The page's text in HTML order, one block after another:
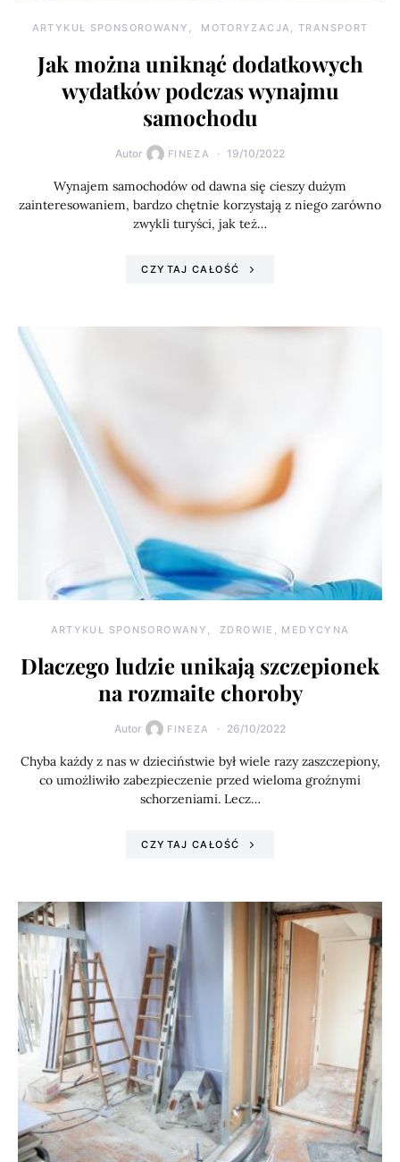
ARTYKUŁ SPONSOROWANY MOTORYZACJA, TRANSPORT
Jak można uniknąć dodatkowych
wydatków podczas wynajmu
samochodu
Autor FINEZA 19/10/2022
Wynajem samochodów od dawna się cieszy dużym
zainteresowaniem, bardzo chętnie korzystają z niego zarówno
zwykli turyści, jak też…
CZYTAJ CAŁOŚĆ
ARTYKUŁ SPONSOROWANY ZDROWIE, MEDYCYNA
Dlaczego ludzie unikają szczepionek
na rozmaite choroby
Autor FINEZA 26/10/2022
Chyba każdy z nas w dzieciństwie był wiele razy zaszczepiony,
co umożliwiło zabezpieczenie przed wieloma groźnymi
schorzeniami. Lecz…
CZYTAJ CAŁOŚĆ